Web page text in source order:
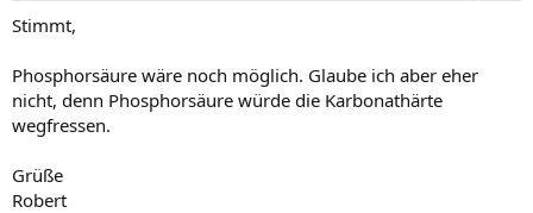
Stimmt,
Phosphorsäure wäre noch möglich. Glaube ich aber eher
nicht, denn Phosphorsäure würde die Karbonathärte
wegfressen.
Grüße
Robert